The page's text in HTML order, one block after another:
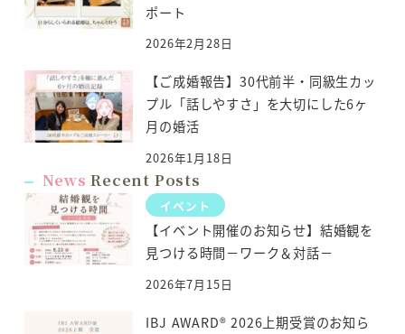
ポート
2026年2月28日
【ご成婚報告】30代前半・同級生カッ
プル「話しやすさ」を大切にした6ヶ
月の婚活
2026年1月18日
News Recent Posts
イベント
【イベント開催のお知らせ】結婚観を
見つける時間－ワーク＆対話－
2026年7月15日
IBJ AWARD® 2026上期受賞のお知ら